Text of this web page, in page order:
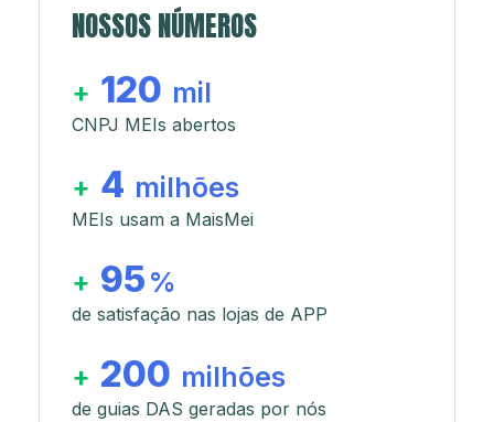
NOSSOS NÚMEROS
+ 120 mil
CNPJ MEIs abertos
+ 4 milhões
MEIs usam a MaisMei
+ 95 %
de satisfação nas lojas de APP
+ 200 milhões
de guias DAS geradas por nós